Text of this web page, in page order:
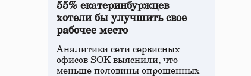
55% екатеринбуржцев
хотели бы улучшить свое
рабочее место
Аналитики сети сервисных
офисов SOK выяснили, что
меньше половины опрошенных